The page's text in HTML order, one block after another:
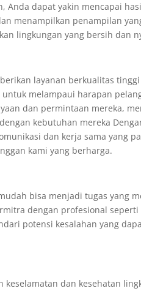
Anda dapat yakin mencapai
menampilkan penampilan
lingkungan yang bersih dan
layanan berkualitas
melampaui harapan
dan permintaan mereka,
kebutuhan mereka
dan kerja sama yang
kami yang berharga.
bisa menjadi tugas yang
dengan profesional
potensi kesalahan yang
dan kesehatan